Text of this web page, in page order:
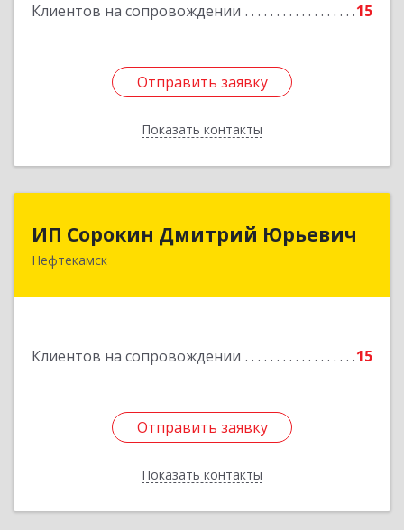
Клиентов на сопровождении 15
Отправить заявку
Показать контакты
Отправить заявку
Назад
ИП Сорокин Дмитрий Юрьевич
Нефтекамск
Клиентов на сопровождении 15
Отправить заявку
Показать контакты
ИП Сорокин Дмитрий Юрьевич
452684, Башкортостан Респ, Нефтекамск г,
Отправить заявку
Назад